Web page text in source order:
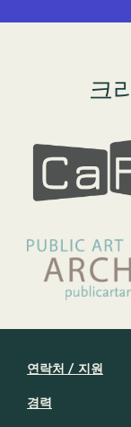
크
연락처 / 지원
경력